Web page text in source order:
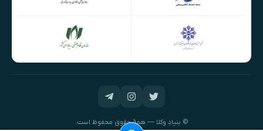
© بنیادِ وکلا — همهٔ حقوق محفوظ است.